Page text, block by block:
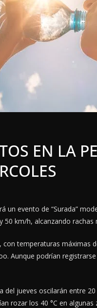
EN LA
un evento de “Surada”
km/h, alcanzando
temperaturas máximas
Aunque podrían
jueves oscilarán entre 20
rozar los 40 °C en algunas
OPINIÓN
SUBSIDIADOS